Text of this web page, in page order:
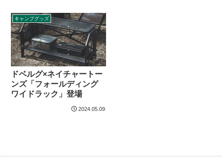
キャンプグッズ
ドベルグ×ネイチャートー
ンズ「フォールディング
ワイドラック」登場
2024.05.09